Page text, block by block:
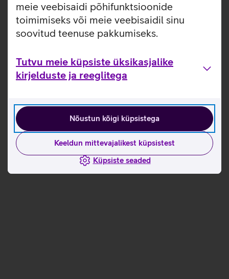
meie veebisaidi põhifunktsioonide
toimimiseks või meie veebisaidil sinu
soovitud teenuse pakkumiseks.
Tutvu meie küpsiste üksikasjalike
kirjelduste ja reeglitega
Nõustun kõigi küpsistega
Keeldun mittevajalikest küpsistest
Küpsiste seaded